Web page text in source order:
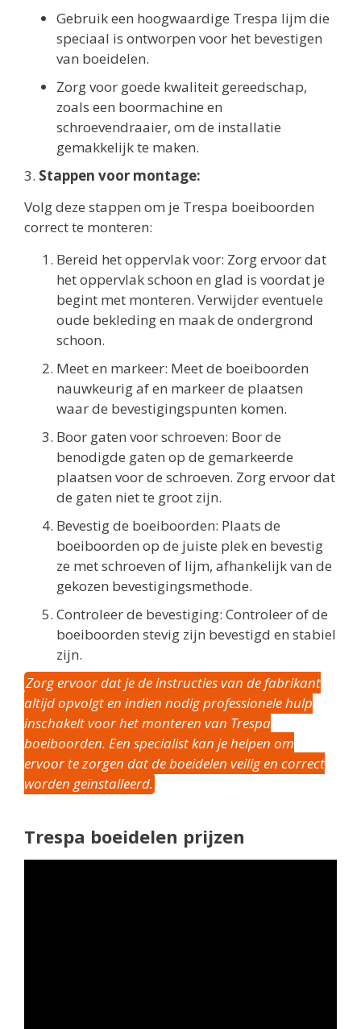
Gebruik een hoogwaardige Trespa lijm die
speciaal is ontworpen voor het bevestigen
van boeidelen.
Zorg voor goede kwaliteit gereedschap,
zoals een boormachine en
schroevendraaier, om de installatie
gemakkelijk te maken.
3. Stappen voor montage:
Volg deze stappen om je Trespa boeiboorden
correct te monteren:
Bereid het oppervlak voor: Zorg ervoor dat
het oppervlak schoon en glad is voordat je
begint met monteren. Verwijder eventuele
oude bekleding en maak de ondergrond
schoon.
Meet en markeer: Meet de boeiboorden
nauwkeurig af en markeer de plaatsen
waar de bevestigingspunten komen.
Boor gaten voor schroeven: Boor de
benodigde gaten op de gemarkeerde
plaatsen voor de schroeven. Zorg ervoor dat
de gaten niet te groot zijn.
Bevestig de boeiboorden: Plaats de
boeiboorden op de juiste plek en bevestig
ze met schroeven of lijm, afhankelijk van de
gekozen bevestigingsmethode.
Controleer de bevestiging: Controleer of de
boeiboorden stevig zijn bevestigd en stabiel
zijn.
Zorg ervoor dat je de instructies van de fabrikant
altijd opvolgt en indien nodig professionele hulp
inschakelt voor het monteren van Trespa
boeiboorden. Een specialist kan je helpen om
ervoor te zorgen dat de boeidelen veilig en correct
worden geïnstalleerd.
Trespa boeidelen prijzen